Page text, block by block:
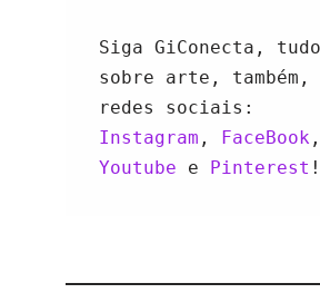
Siga GiConecta, tudo
sobre arte, também,
Instagram , FaceBook
Youtube e Pinterest